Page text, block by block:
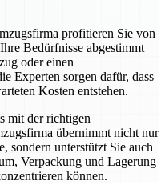
profitieren Sie von
Bedürfnisse abgestimmt
oder einen
Experten sorgen dafür, dass
Kosten entstehen.
mit der richtigen
übernimmt nicht nur
sondern unterstützt Sie auch
Verpackung und Lagerung
können.